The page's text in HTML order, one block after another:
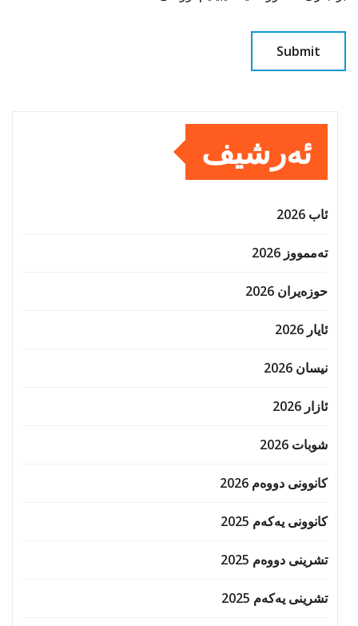
ئەرشیف
ئاب 2026
تەممووز 2026
حوزه‌یران 2026
ئایار 2026
نیسان 2026
ئازار 2026
شوبات 2026
کانوونی دووەم 2026
کانوونی یەکەم 2025
تشرینی دووەم 2025
تشرینی یەکەم 2025